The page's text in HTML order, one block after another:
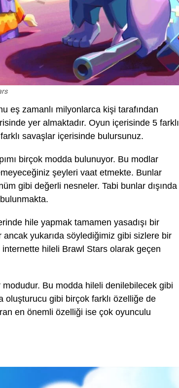
eş zamanlı milyonlarca kişi tarafından
yer almaktadır. Oyun içerisinde 5 farklı
savaşlar içerisinde bulursunuz.
birçok modda bulunuyor. Bu modlar
şeyleri vaat etmekte. Bunlar
gibi değerli nesneler. Tabi bunlar dışında
hile yapmak tamamen yasadışı bir
ancak yukarıda söylediğimiz gibi sizlere bir
internette hileli Brawl Stars olarak geçen
modudur. Bu modda hileli denilebilecek gibi
oluşturucu gibi birçok farklı özelliğe de
en önemli özelliği ise çok oyunculu